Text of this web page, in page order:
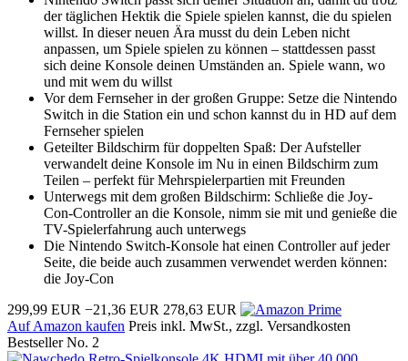
der täglichen Hektik die Spiele spielen kannst, die du spielen
willst. In dieser neuen Ära musst du dein Leben nicht
anpassen, um Spiele spielen zu können – stattdessen passt
sich deine Konsole deinen Umständen an. Spiele wann, wo
und mit wem du willst
Vor dem Fernseher in der großen Gruppe: Setze die Nintendo
Switch in die Station ein und schon kannst du in HD auf dem
Fernseher spielen
Geteilter Bildschirm für doppelten Spaß: Der Aufsteller
verwandelt deine Konsole im Nu in einen Bildschirm zum
Teilen – perfekt für Mehrspielerpartien mit Freunden
Unterwegs mit dem großen Bildschirm: Schließe die Joy-
Con-Controller an die Konsole, nimm sie mit und genieße die
TV-Spielerfahrung auch unterwegs
Die Nintendo Switch-Konsole hat einen Controller auf jeder
Seite, die beide auch zusammen verwendet werden können:
die Joy-Con
299,99 EUR −21,36 EUR 278,63 EUR
Auf Amazon kaufen Preis inkl. MwSt., zzgl. Versandkosten
Bestseller No. 2